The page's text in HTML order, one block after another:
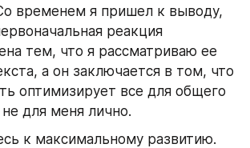
временем я пришел к выводу,
реакция
тем, что я рассматриваю ее
а он заключается в том, что
оптимизирует все для общего
для меня лично.
к максимальному развитию.